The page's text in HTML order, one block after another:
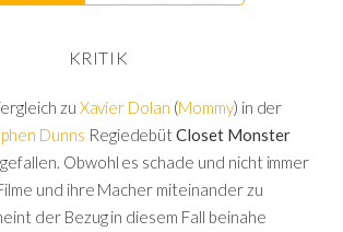
KRITIK
zu Xavier Dolan (Mommy) in der
Dunns RegiedebütCloset Monster
Obwohl es schade und nicht immer
und ihre Macher miteinander zu
der Bezug in diesem Fall beinahe